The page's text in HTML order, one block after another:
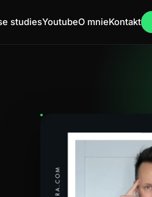
studiesYoutubeO mnieKontakt